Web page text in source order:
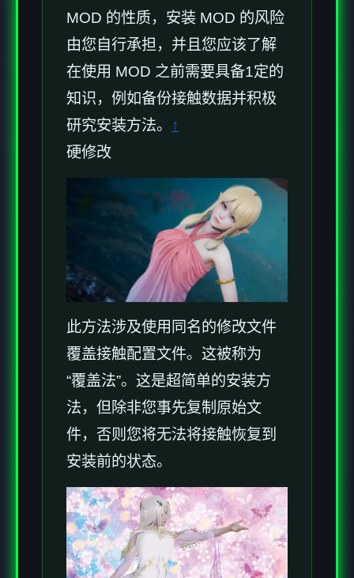
MOD 的性质，安装 MOD 的风险
由您自行承担，并且您应该了解
在使用 MOD 之前需要具备1定的
知识，例如备份接触数据并积极
研究安装方法。 ↑
硬修改
此方法涉及使用同名的修改文件
覆盖接触配置文件。这被称为
“覆盖法”。这是超简单的安装方
法，但除非您事先复制原始文
件，否则您将无法将接触恢复到
安装前的状态。